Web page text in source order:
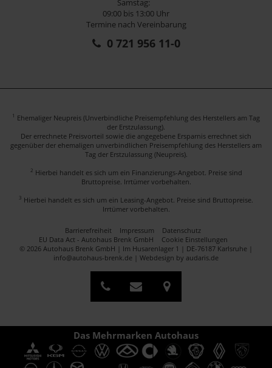
09:00 bis 13:00 Uhr
Termine nach Vereinbarung
0 721 956 11-0
1 Ehemaliger Neupreis (Unverbindliche Preisempfehlung des Herstellers am Tag
der Erstzulassung).
Der errechnete Preisvorteil sowie die angegebene Ersparnis errechnet sich
gegenüber der ehemaligen unverbindlichen Preisempfehlung des Herstellers am
Tag der Erstzulassung (Neupreis).
2 Hierbei handelt es sich um ein Finanzierungs-Angebot. Preise sind
Bruttopreise. Irrtümer vorbehalten.
3 Hierbei handelt es sich um ein Leasing-Angebot. Preise sind Bruttopreise.
Irrtümer vorbehalten.
Barrierefreiheit Impressum
Datenschutz
EU Data Act - Autohaus Brenk GmbH
Cookie Einstellungen
© 2026 Autohaus Brenk GmbH | Im Husarenlager 1 | DE-76187 Karlsruhe |
info@autohaus-brenk.de | Webdesign by audaris.de
Das Mehrmarken Autohaus